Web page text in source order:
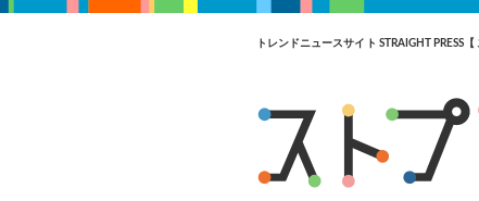
トレンドニュースサイト STRAIGHT PRESS【